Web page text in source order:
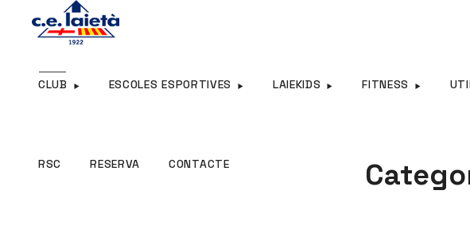
CLUB ESCOLES ESPORTIVES LAIEKIDS FITNESS
RSC RESERVA CONTACTE
RSC RESERVA